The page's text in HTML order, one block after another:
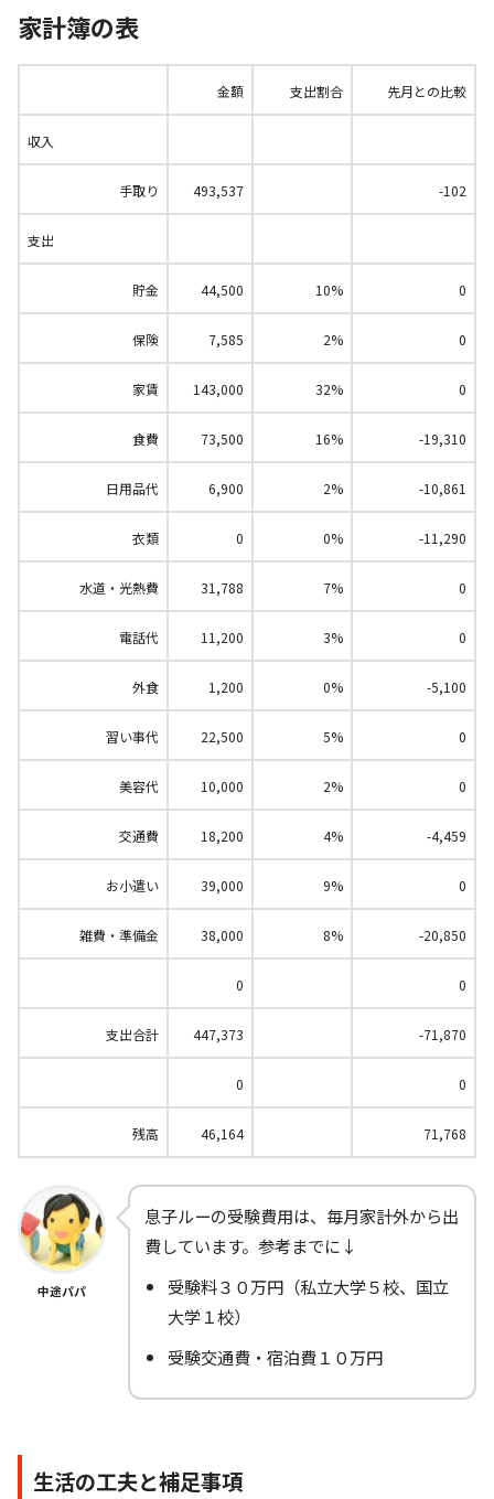
家計簿の表
金額 支出割合 先月との比較
収入
手取り 493,537 -102
支出
貯金 44,500 10% 0
保険 7,585 2% 0
家賃 143,000 32% 0
食費 73,500 16% -19,310
日用品代 6,900 2% -10,861
衣類 0 0% -11,290
水道・光熱費 31,788 7% 0
電話代 11,200 3% 0
外食 1,200 0% -5,100
習い事代 22,500 5% 0
美容代 10,000 2% 0
交通費 18,200 4% -4,459
お小遣い 39,000 9% 0
雑費・準備金 38,000 8% -20,850
0 0
支出合計 447,373 -71,870
0 0
残高 46,164 71,768
中途パパ
息子ルーの受験費用は、毎月家計外から出
費しています。参考までに↓
受験料３０万円（私立大学５校、国立
大学１校）
受験交通費・宿泊費１０万円
生活の工夫と補足事項